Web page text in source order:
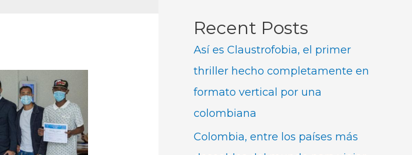
Recent Posts
Así es Claustrofobia, el primer
thriller hecho completamente en
formato vertical por una
colombiana
Colombia, entre los países más